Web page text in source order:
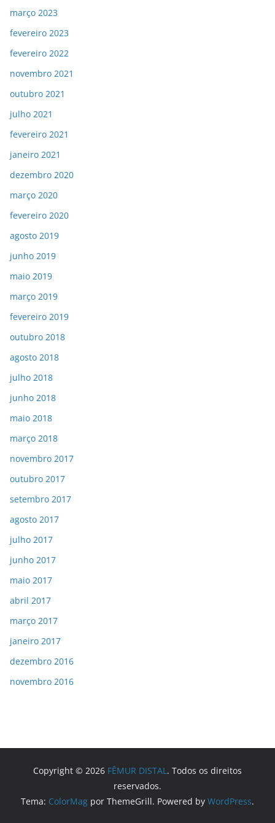
março 2023
fevereiro 2023
fevereiro 2022
novembro 2021
outubro 2021
julho 2021
fevereiro 2021
janeiro 2021
dezembro 2020
março 2020
fevereiro 2020
agosto 2019
junho 2019
maio 2019
março 2019
fevereiro 2019
outubro 2018
agosto 2018
julho 2018
junho 2018
maio 2018
março 2018
novembro 2017
outubro 2017
setembro 2017
agosto 2017
julho 2017
junho 2017
maio 2017
abril 2017
março 2017
janeiro 2017
dezembro 2016
novembro 2016
Copyright © 2026 FÊMUR DISTAL. Todos os direitos
reservados.
Tema: ColorMag por ThemeGrill. Powered by WordPress.